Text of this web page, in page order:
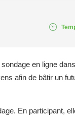
en ligne
afin de bâtir un
En participant,